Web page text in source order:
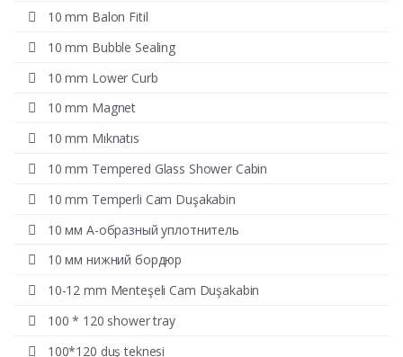
10 mm Balon Fitil
10 mm Bubble Sealing
10 mm Lower Curb
10 mm Magnet
10 mm Mıknatıs
10 mm Tempered Glass Shower Cabin
10 mm Temperli Cam Duşakabin
10 мм А-образный уплотнитель
10 мм нижний бордюр
10-12 mm Menteşeli Cam Duşakabin
100 * 120 shower tray
100*120 duş teknesi